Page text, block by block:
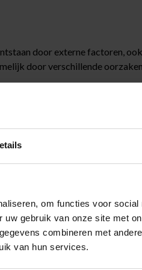
om functies voor social
gebruik van onze site met
combineren met
van hun services.
door externe factoren,
door verschillende
zich niet vrij uitzetten en
ontstaan
geldt voor een Frans
zorgt voor plaatselijke
het glas. Het glas warmt
er een groot